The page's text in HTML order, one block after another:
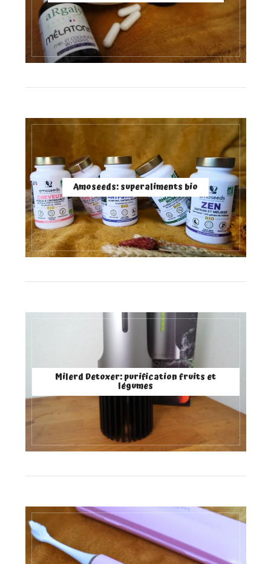
Amoseeds: superaliments bio
Milerd Detoxer: purification fruits et
légumes